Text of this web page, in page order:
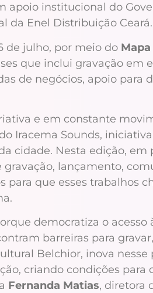
apoio institucional do
da Enel Distribuição Ceará.
de julho, por meio do
que inclui gravação em
de negócios, apoio
e em constante
Iracema Sounds,
cidade. Nesta edição,
lançamento,
que esses trabalhos
democratiza o
barreiras para
Belchior, inova
criando condições para
Fernanda Matias, diretora